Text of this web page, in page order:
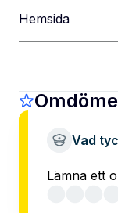
Hemsida
Vad
Lämna ett